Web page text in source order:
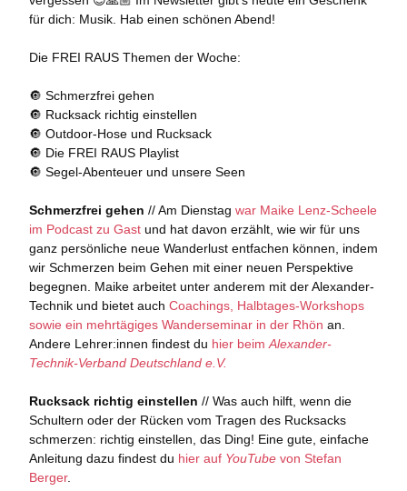
für dich: Musik. Hab einen schönen Abend!
Die FREI RAUS Themen der Woche:
🔘 Schmerzfrei gehen
🔘 Rucksack richtig einstellen
🔘 Outdoor-Hose und Rucksack
🔘 Die FREI RAUS Playlist
🔘 Segel-Abenteuer und unsere Seen
Schmerzfrei gehen // Am Dienstag war Maike Lenz-Scheele
im Podcast zu Gastund hat davon erzählt, wie wir für uns
ganz persönliche neue Wanderlust entfachen können, indem
wir Schmerzen beim Gehen mit einer neuen Perspektive
begegnen. Maike arbeitet unter anderem mit der Alexander-
Technik und bietet auch Coachings, Halbtages-Workshops
sowie ein mehrtägiges Wanderseminar in der Rhön an.
Andere Lehrer:innen findest du hier beim Alexander-
Technik-Verband Deutschland e.V.
Rucksack richtig einstellen // Was auch hilft, wenn die
Schultern oder der Rücken vom Tragen des Rucksacks
schmerzen: richtig einstellen, das Ding! Eine gute, einfache
Anleitung dazu findest du hier auf YouTube von Stefan
Berger.